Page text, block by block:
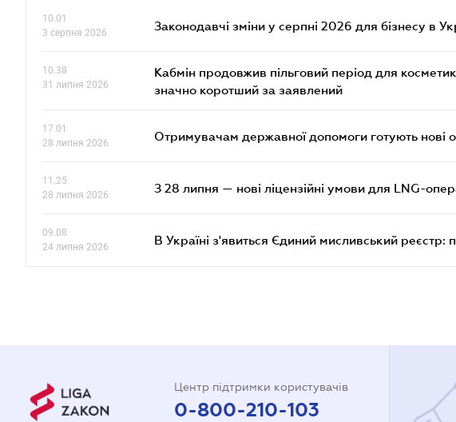
10.01
3 серпня 2026
Законодавчі зміни у серпні 2026 для бізнесу в
10.38
31 липня 2026
Кабмін продовжив пільговий період для
значно коротший за заявлений
17.01
28 липня 2026
Отримувачам державної допомоги готують нові
11.25
28 липня 2026
З 28 липня — нові ліцензійні умови для LNG-
09.08
24 липня 2026
В Україні з'явиться Єдиний мисливський реєстр:
Центр підтримки користувачів
0-800-210-103